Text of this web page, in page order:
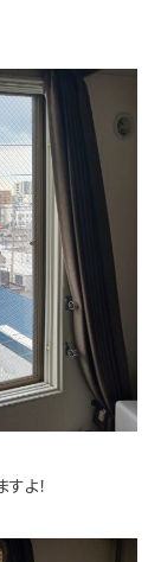
よ！